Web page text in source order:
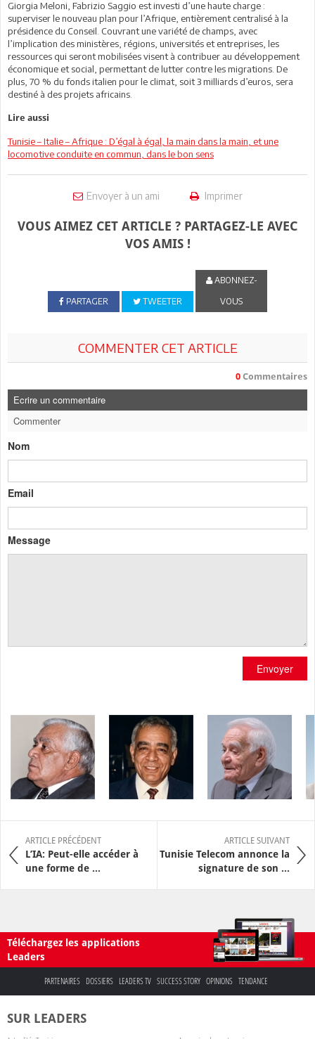
Giorgia Meloni, Fabrizio Saggio est investi d’une haute charge :
superviser le nouveau plan pour l’Afrique, entièrement centralisé à la
présidence du Conseil. Couvrant une variété de champs, avec
l’implication des ministères, régions, universités et entreprises, les
ressources qui seront mobilisées visent à contribuer au développement
économique et social, permettant de lutter contre les migrations. De
plus, 70 % du fonds italien pour le climat, soit 3 milliards d’euros, sera
destiné à des projets africains.
Lire aussi
Tunisie – Italie – Afrique : D’égal à égal, la main dans la main, et une
locomotive conduite en commun, dans le bon sens
Envoyer à un ami Imprimer
VOUS AIMEZ CET ARTICLE ? PARTAGEZ-LE AVEC
VOS AMIS !
PARTAGER TWEETER
ABONNEZ-
VOUS
COMMENTER CET ARTICLE
0 Commentaires
Ecrire un commentaire
Commenter
Nom
Email
Message
Envoyer
ARTICLE PRÉCÉDENT
L’IA: Peut-elle accéder à
une forme de ...
ARTICLE SUIVANT
Tunisie Telecom annonce la
signature de son ...
Téléchargez les applications
Leaders
PARTENAIRES DOSSIERS LEADERS TV SUCCESS STORY OPINIONS TENDANCE
SUR LEADERS